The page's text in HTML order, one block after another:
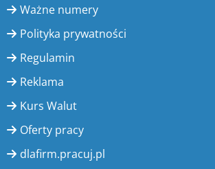
Ważne numery
Polityka prywatności
Regulamin
Reklama
Kurs Walut
Oferty pracy
dlafirm.pracuj.pl